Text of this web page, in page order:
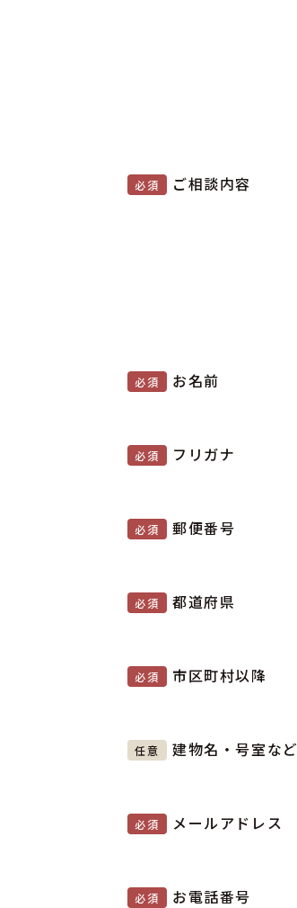
必須 ご相談内容
必須 お名前
必須 フリガナ
必須 郵便番号
必須 都道府県
必須 市区町村以降
任意 建物名・号室など
必須 メールアドレス
必須 お電話番号